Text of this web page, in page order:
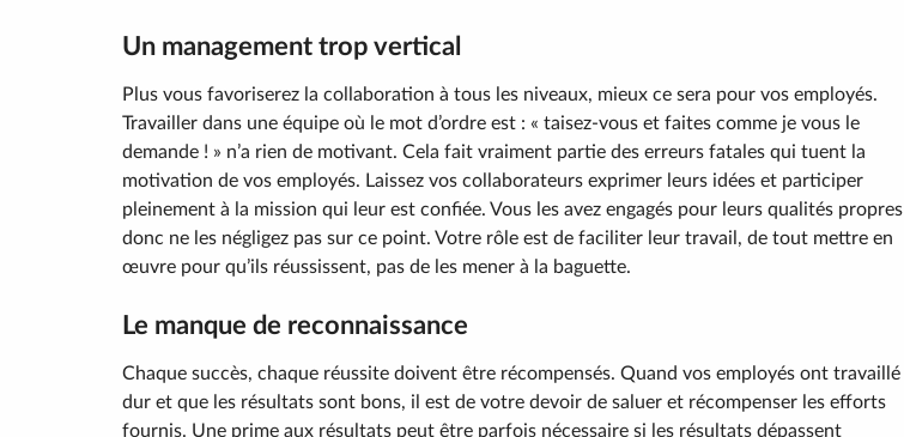
Un management trop vertical
Plus vous favoriserez la collaboration à tous les niveaux, mieux ce sera pour vos employés.
Travailler dans une équipe où le mot d’ordre est : « taisez-vous et faites comme je vous le
demande ! » n’a rien de motivant. Cela fait vraiment partie des erreurs fatales qui tuent la
motivation de vos employés. Laissez vos collaborateurs exprimer leurs idées et participer
pleinement à la mission qui leur est confiée. Vous les avez engagés pour leurs qualités propres
donc ne les négligez pas sur ce point. Votre rôle est de faciliter leur travail, de tout mettre en
œuvre pour qu’ils réussissent, pas de les mener à la baguette.
Le manque de reconnaissance
Chaque succès, chaque réussite doivent être récompensés. Quand vos employés ont travaillé
dur et que les résultats sont bons, il est de votre devoir de saluer et récompenser les efforts
fournis. Une prime aux résultats peut être parfois nécessaire si les résultats dépassent